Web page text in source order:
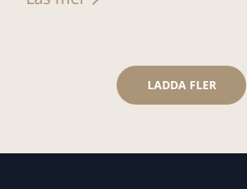
LADDA FLER